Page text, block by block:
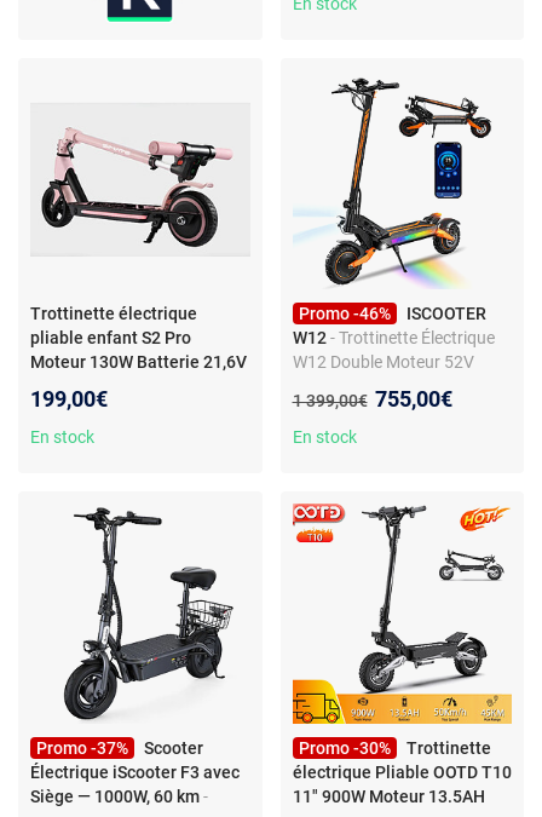
performance.
Trottinette électrique
pliable enfant S2 Pro
Moteur 130W Batterie 21,6V
199,00€
En stock
Promo -46%
ISCOOTER
W12 - Trottinette Électrique
W12 Double Moteur 52V
11", Autonomie 100km, Noir
Ancien prix :
1 399,00€ Nouveau prix :
755,00€
En stock
Promo -37%
Scooter
Électrique iScooter F3 avec
Siège — 1000W, 60 km-
Promo -30%
Trottinette
électrique Pliable OOTD T10
11" 900W Moteur 13.5AH